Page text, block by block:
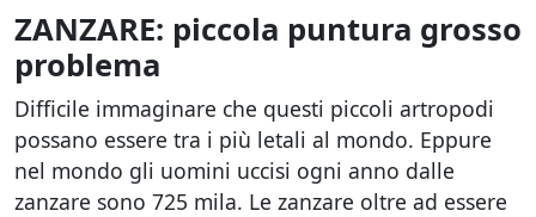
ZANZARE: piccola puntura grosso
problema
Difficile immaginare che questi piccoli artropodi
possano essere tra i più letali al mondo. Eppure
nel mondo gli uomini uccisi ogni anno dalle
zanzare sono 725 mila. Le zanzare oltre ad essere